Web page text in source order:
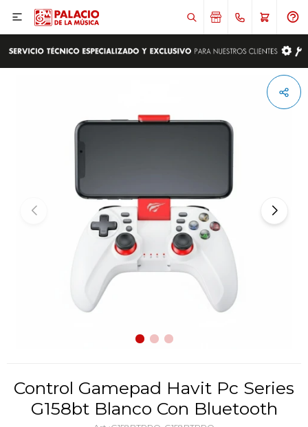

Control Gamepad Havit Pc Series
G158bt Blanco Con Bluetooth